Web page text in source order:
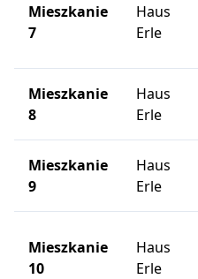
Mieszkanie
7
Haus
Erle
Mieszkanie
8
Haus
Erle
Mieszkanie
9
Haus
Erle
Mieszkanie
10
Haus
Erle